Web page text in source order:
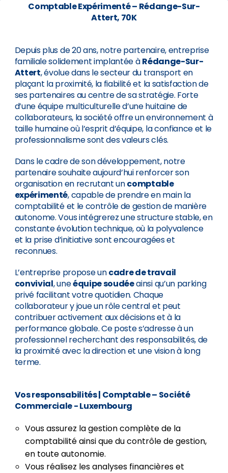
Comptable Expérimenté – Rédange-Sur-
Attert, 70K
Depuis plus de 20 ans, notre partenaire, entreprise
familiale solidement implantée àRédange-Sur-
Attert, évolue dans le secteur du transport en
plaçant la proximité, la fiabilité et la satisfaction de
ses partenaires au centre de sa stratégie. Forte
d’une équipe multiculturelle d’une huitaine de
collaborateurs, la société offre un environnement à
taille humaine où l’esprit d’équipe, la confiance et le
professionnalisme sont des valeurs clés.
Dans le cadre de son développement, notre
partenaire souhaite aujourd’hui renforcer son
organisation en recrutant uncomptable
expérimenté, capable de prendre en main la
comptabilité et le contrôle de gestion de manière
autonome. Vous intégrerez une structure stable, en
constante évolution technique, où la polyvalence
et la prise d’initiative sont encouragées et
reconnues.
L’entreprise propose uncadre de travail
convivial, uneéquipe soudéeainsi qu’un parking
privé facilitant votre quotidien. Chaque
collaborateur y joue un rôle central et peut
contribuer activement aux décisions et à la
performance globale. Ce poste s’adresse à un
professionnel recherchant des responsabilités, de
la proximité avec la direction et une vision à long
terme.
Vos responsabilités| Comptable – Société
Commerciale - Luxembourg
Vous assurez la gestion complète de la
comptabilité ainsi que du contrôle de gestion,
en toute autonomie.
Vous réalisez les analyses financières et